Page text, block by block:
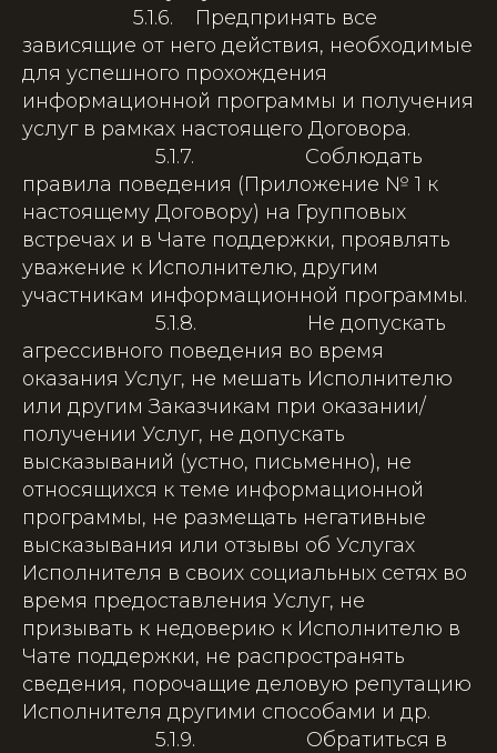
5.1.6. Предпринять все
зависящие от него действия, необходимые
для успешного прохождения
информационной программы и получения
услуг в рамках настоящего Договора.
5.1.7. Соблюдать
правила поведения (Приложение № 1 к
настоящему Договору) на Групповых
встречах и в Чате поддержки, проявлять
уважение к Исполнителю, другим
участникам информационной программы.
5.1.8. Не допускать
агрессивного поведения во время
оказания Услуг, не мешать Исполнителю
или другим Заказчикам при оказании/
получении Услуг, не допускать
высказываний (устно, письменно), не
относящихся к теме информационной
программы, не размещать негативные
высказывания или отзывы об Услугах
Исполнителя в своих социальных сетях во
время предоставления Услуг, не
призывать к недоверию к Исполнителю в
Чате поддержки, не распространять
сведения, порочащие деловую репутацию
Исполнителя другими способами и др.
5.1.9. Обратиться в